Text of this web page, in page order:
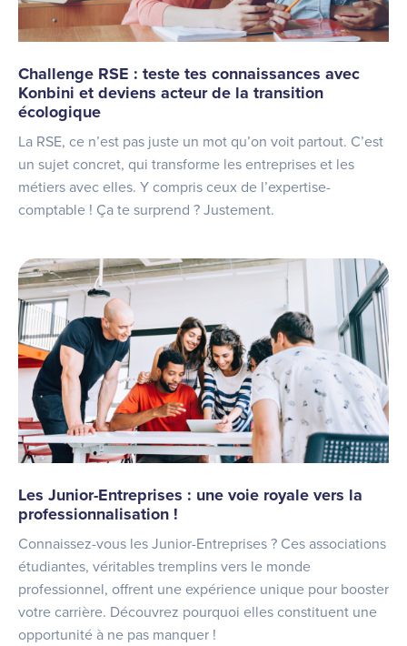
Challenge RSE : teste tes connaissances avec
Konbini et deviens acteur de la transition
écologique
La RSE, ce n’est pas juste un mot qu’on voit partout. C’est
un sujet concret, qui transforme les entreprises et les
métiers avec elles. Y compris ceux de l’expertise-
comptable ! Ça te surprend ? Justement.
Les Junior-Entreprises : une voie royale vers la
professionnalisation !
Connaissez-vous les Junior-Entreprises ? Ces associations
étudiantes, véritables tremplins vers le monde
professionnel, offrent une expérience unique pour booster
votre carrière. Découvrez pourquoi elles constituent une
opportunité à ne pas manquer !